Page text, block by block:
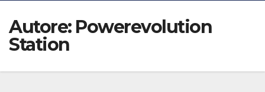
Autore: Powerevolution
Station